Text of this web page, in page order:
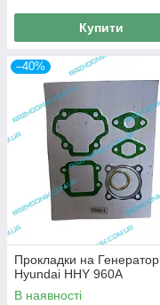
Купити
–40%
Прокладки на Генератор
Hyundai HHY 960A
В наявності